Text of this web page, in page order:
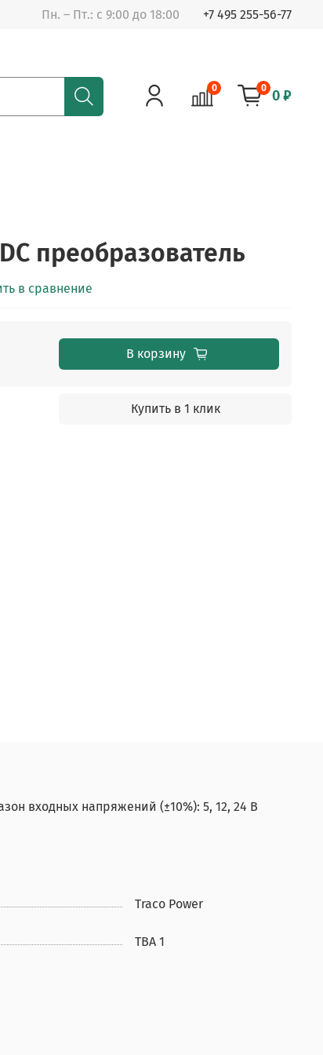
Пн. – Пт.: с 9:00 до 18:00 +7 495 255-56-77
0 0 0 ₽
преобразователь
в сравнение
В корзину
Купить в 1 клик
входных напряжений (±10%): 5, 12, 24 В
Traco Power
TBA 1